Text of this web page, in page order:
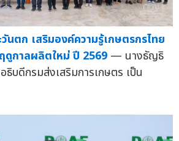
นตก เสริมองค์ความรู้เกษตรกรไทย
ดูกาลผลิตใหม่ ปี 2569 — นางธัญธิ
ดีกรมส่งเสริมการเกษตร เป็น